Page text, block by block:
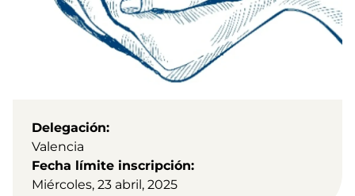
Delegación
Valencia
Fecha límite inscripción
Miércoles, 23 abril, 2025